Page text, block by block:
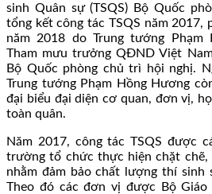
sinh Quân sự (TSQS) Bộ Quốc
tổng kết công tác TSQS năm 2017,
năm 2018 do Trung tướng Phạm
Tham mưu trưởng QĐND Việt
Bộ Quốc phòng chủ trì hội nghị.
Trung tướng Phạm Hồng Hương
đại biểu đại diện cơ quan, đơn vị,
toàn quân.
Năm 2017, công tác TSQS được
trường tổ chức thực hiện chặt chẽ,
nhằm đảm bảo chất lượng thí sinh
Theo đó các đơn vị được Bộ